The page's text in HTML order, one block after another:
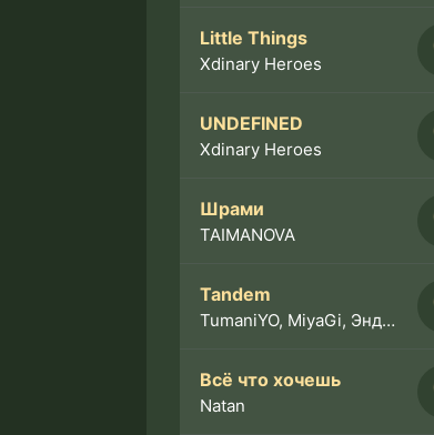
Little Things
Xdinary Heroes
UNDEFINED
Xdinary Heroes
Шрами
TAIMANOVA
Tandem
TumaniYO, MiyaGi, Эндшпиль
Всё что хочешь
Natan